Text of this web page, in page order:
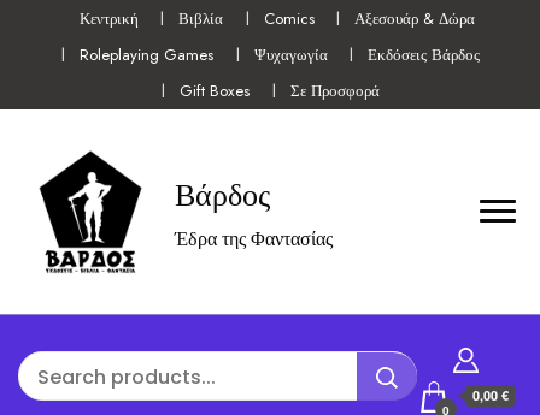
Κεντρική Βιβλία Comics
Αξεσουάρ & Δώρα
Roleplaying Games
Ψυχαγωγία
Εκδόσεις Βάρδος
Gift Boxes
Σε Προσφορά
Βάρδος
Έδρα της Φαντασίας
0
0,00 €